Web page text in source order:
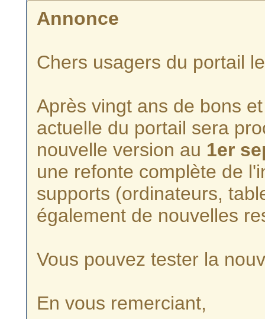
Annonce
Chers usagers du portail
Après vingt ans de bons
actuelle du portail sera
nouvelle version au 1er
une refonte complète de
supports (ordinateurs,
également de nouvelles
Vous pouvez tester la
En vous remerciant,